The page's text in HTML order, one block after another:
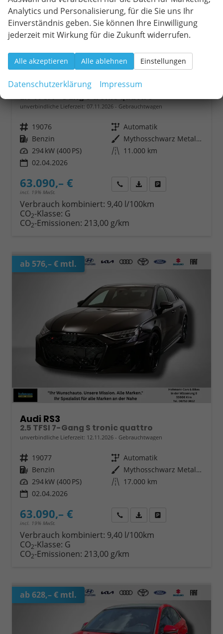
Audi RS3
2.5 TFSI 7-Gang S tronic quattro
unverbindliche Lieferzeit: 07.11.2026 Gebrauchtwagen
Fahrzeugnr. 19076 Getriebe Automatik
Kraftstoff Benzin Außenfarbe
Mythosschwarz Metallic
Leistung 294 kW (400 PS) Kilometerstand 11.000 km
02.04.2026
63.090,– €
incl. 19% MwSt.
Wir rufen Sie anFahrzeugexposé (PDF)
Verbrauch kombiniert: 9,40 l/100km
CO2-Klasse: G
CO2-Emissionen: 213,00 g/km
ab 576,– € mtl.
Audi RS3
2.5 TFSI 7-Gang S tronic quattro
unverbindliche Lieferzeit: 12.11.2026 Gebrauchtwagen
Fahrzeugnr. 19077 Getriebe Automatik
Kraftstoff Benzin Außenfarbe
Mythosschwarz Metallic
Leistung 294 kW (400 PS) Kilometerstand 17.000 km
02.04.2026
63.090,– €
incl. 19% MwSt.
Wir rufen Sie anFahrzeugexposé (PDF)
Verbrauch kombiniert: 9,40 l/100km
CO2-Klasse: G
CO2-Emissionen: 213,00 g/km
ab 628,– € mtl.
Analytics und Personalisierung, für die Sie uns Ihr
Einverständnis geben. Sie können Ihre Einwilligung
jederzeit mit Wirkung für die Zukunft widerrufen.
Alle akzeptieren Alle ablehnen Einstellungen
Datenschutzerklärung Impressum